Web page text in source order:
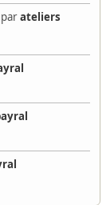
parateliers